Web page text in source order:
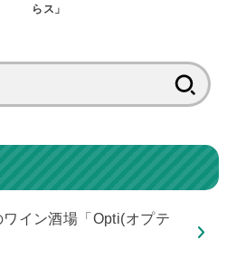
らス」
索:
イン酒場「Opti(オプテ